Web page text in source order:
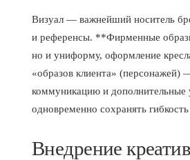
Визуал — важнейший носитель
и референсы. **Фирменные
но и униформу, оформление
«образов клиента» (персонажей)
коммуникацию и дополнительные
одновременно сохранять
Внедрение